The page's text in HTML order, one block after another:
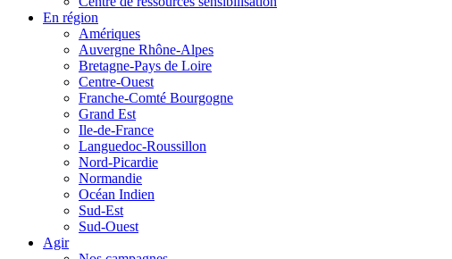
En région
Amériques
Auvergne Rhône-Alpes
Bretagne-Pays de Loire
Centre-Ouest
Franche-Comté Bourgogne
Grand Est
Ile-de-France
Languedoc-Roussillon
Nord-Picardie
Normandie
Océan Indien
Sud-Est
Sud-Ouest
Agir